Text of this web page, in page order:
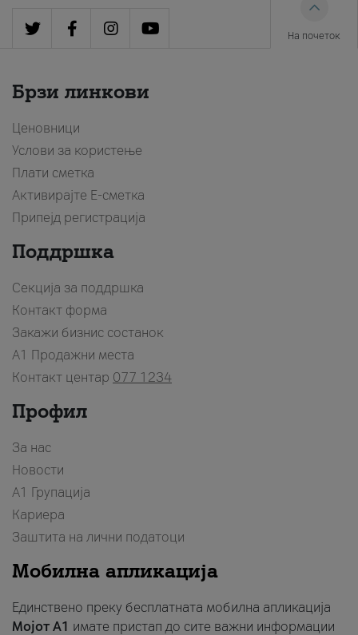
На почеток
Брзи линкови
Ценовници
Услови за користење
Плати сметка
Активирајте Е-сметка
Припејд регистрација
Поддршка
Секција за поддршка
Контакт форма
Закажи бизнис состанок
A1 Продажни места
Контакт центар 077 1234
Профил
За нас
Новости
А1 Групација
Кариера
Заштита на лични податоци
Мобилна апликација
Единствено преку бесплатната мобилна апликација
Мојот A1 имате пристап до сите важни информации